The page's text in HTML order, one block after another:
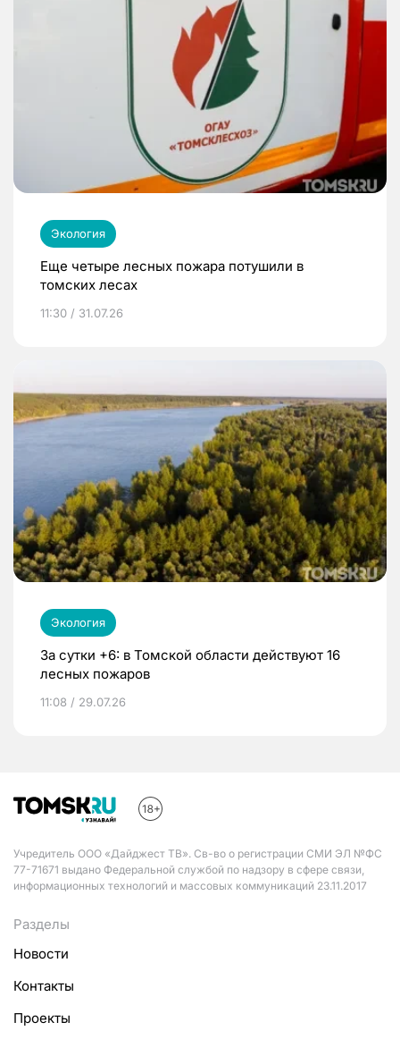
Экология
Еще четыре лесных пожара потушили в
томских лесах
11:30 / 31.07.26
Экология
За сутки +6: в Томской области действуют 16
лесных пожаров
11:08 / 29.07.26
Учредитель ООО «Дайджест ТВ». Св-во о регистрации СМИ ЭЛ №ФС
77-71671 выдано Федеральной службой по надзору в сфере связи,
информационных технологий и массовых коммуникаций 23.11.2017
Разделы
Новости
Контакты
Проекты